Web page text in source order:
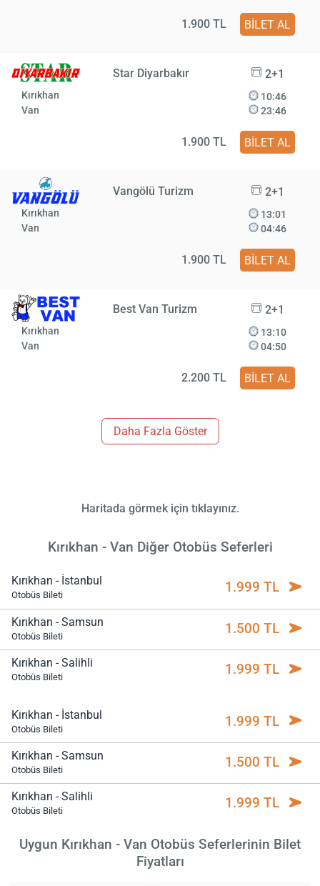
1.900 TL BİLET AL
Star Diyarbakır 2+1
Kırıkhan
Van
10:46
23:46
1.900 TL BİLET AL
Vangölü Turizm 2+1
Kırıkhan
Van
13:01
04:46
1.900 TL BİLET AL
Best Van Turizm 2+1
Kırıkhan
Van
13:10
04:50
2.200 TL BİLET AL
Daha Fazla Göster
Haritada görmek için tıklayınız.
Kırıkhan - Van Diğer Otobüs Seferleri
Kırıkhan - İstanbul
Otobüs Bileti 1.999 TL
Kırıkhan - Samsun
Otobüs Bileti 1.500 TL
Kırıkhan - Salihli
Otobüs Bileti 1.999 TL
Kırıkhan - İstanbul
Otobüs Bileti 1.999 TL
Kırıkhan - Samsun
Otobüs Bileti 1.500 TL
Kırıkhan - Salihli
Otobüs Bileti 1.999 TL
Uygun Kırıkhan - Van Otobüs Seferlerinin Bilet
Fiyatları